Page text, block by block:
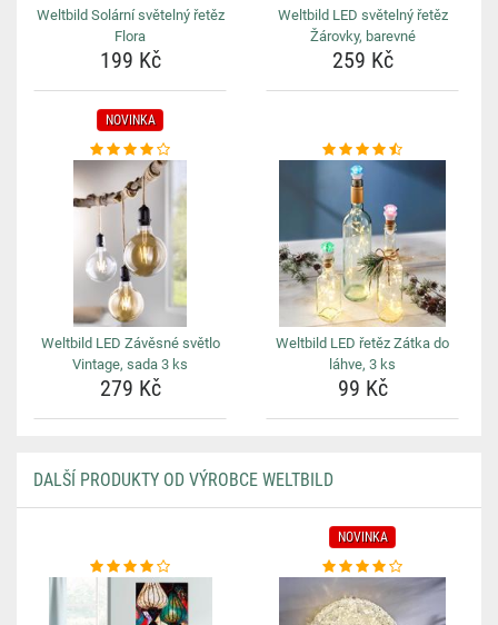
Weltbild Solární světelný řetěz
Flora
199 Kč
Weltbild LED světelný řetěz
Žárovky, barevné
259 Kč
NOVINKA
Weltbild LED Závěsné světlo
Vintage, sada 3 ks
279 Kč
Weltbild LED řetěz Zátka do
láhve, 3 ks
99 Kč
DALŠÍ PRODUKTY OD VÝROBCE WELTBILD
NOVINKA